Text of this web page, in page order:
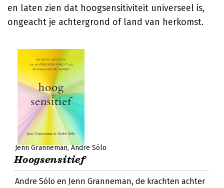
en laten zien dat hoogsensitiviteit universeel is,
ongeacht je achtergrond of land van herkomst.
Jenn Granneman Andre Sólo
Hoogsensitief
Andre Sólo en Jenn Granneman, de krachten achter